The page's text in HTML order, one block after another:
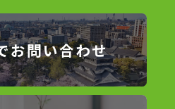
お問い合わせ